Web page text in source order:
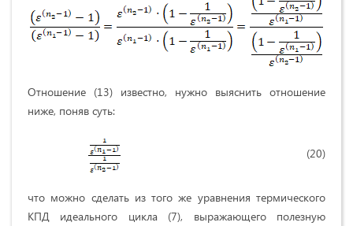
Отношение (13) известно, нужно выяснить отношение
ниже, поняв суть:
(20)
что можно сделать из того же уравнения термического
КПД идеального цикла (7), выражающего полезную